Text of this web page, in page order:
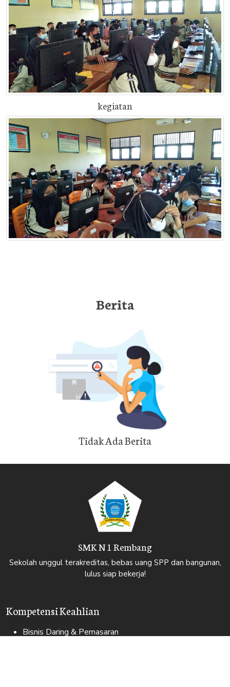
kegiatan
Berita
Tidak Ada Berita
SMK N 1 Rembang
Sekolah unggul terakreditas, bebas uang SPP dan bangunan,
lulus siap bekerja!
Kompetensi Keahlian
Bisnis Daring & Pemasaran